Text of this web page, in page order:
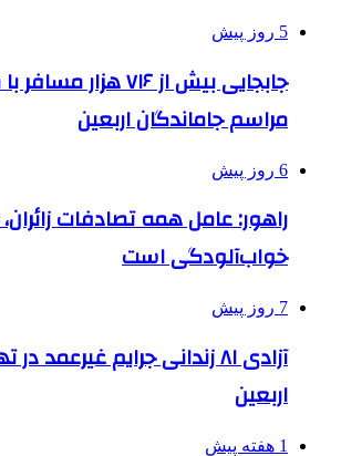
5 روز پیش
جابجایی بیش از ۷۱۶
مراسم جاماندگان اربعین
6 روز پیش
راهور: عامل همه تصادفات
خواب‌آلودگی است
7 روز پیش
آزادی ۸۱ زندانی جرایم غیرعمد
اربعین
1 هفته پیش